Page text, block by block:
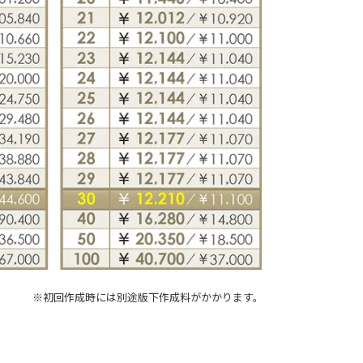
※初回作成時には別途版下作成料がかかります。